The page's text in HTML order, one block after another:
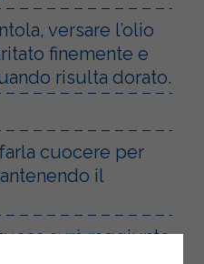
versare l’olio
finemente e
risulta dorato.
cuocere per
il
avrà raggiunto